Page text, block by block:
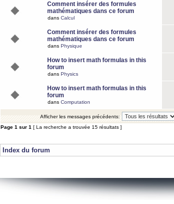
Comment insérer des formules
mathématiques dans ce forum
dans Calcul
Comment insérer des formules
mathématiques dans ce forum
dans Physique
How to insert math formulas in this
forum
dans Physics
How to insert math formulas in this
forum
dans Computation
Afficher les messages précédents:
Page 1 sur 1 [ La recherche a trouvée 15 résultats ]
Index du forum